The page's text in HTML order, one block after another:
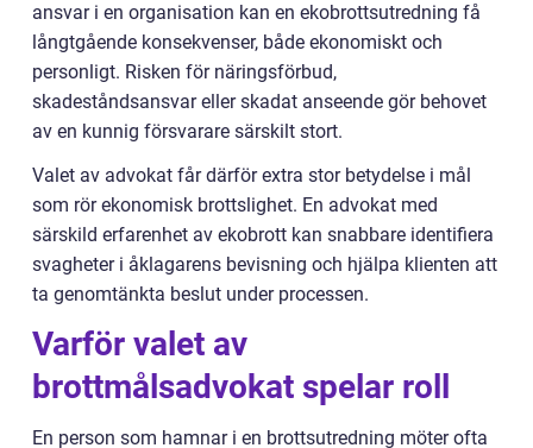
ansvar i en organisation kan en ekobrottsutredning få
långtgående konsekvenser, både ekonomiskt och
personligt. Risken för näringsförbud,
skadeståndsansvar eller skadat anseende gör behovet
av en kunnig försvarare särskilt stort.
Valet av advokat får därför extra stor betydelse i mål
som rör ekonomisk brottslighet. En advokat med
särskild erfarenhet av ekobrott kan snabbare identifiera
svagheter i åklagarens bevisning och hjälpa klienten att
ta genomtänkta beslut under processen.
Varför valet av
brottmålsadvokat spelar roll
En person som hamnar i en brottsutredning möter ofta